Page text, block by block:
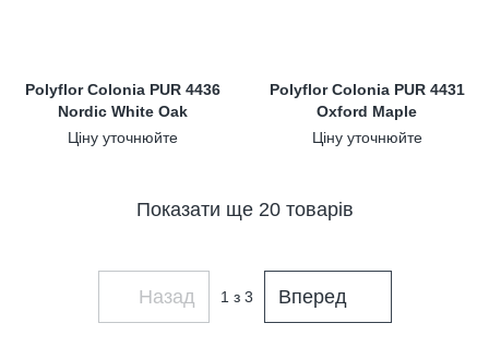
Polyflor Colonia PUR 4436
Nordic White Oak
Ціну уточнюйте
Polyflor Colonia PUR 4431
Oxford Maple
Ціну уточнюйте
Показати ще 20 товарів
Назад 1 з 3 Вперед